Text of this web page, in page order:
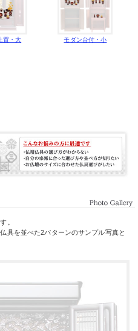
置・大 モダン台付・小
。
具を並べた2パターンのサンプル写真と